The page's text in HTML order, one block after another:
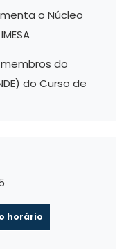
o Núcleo
do
do Curso de
horário